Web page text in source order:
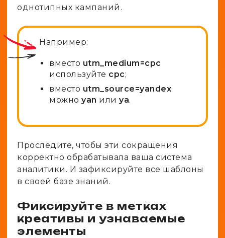
однотипных кампаний.
Например:
вместо utm_medium=cpc
используйте cpc;
вместо utm_source=yandex
можно yan или ya.
Проследите, чтобы эти сокращения
корректно обрабатывала ваша система
аналитики. И зафиксируйте все шаблоны
в своей базе знаний.
Фиксируйте в метках
креативы и узнаваемые
элементы